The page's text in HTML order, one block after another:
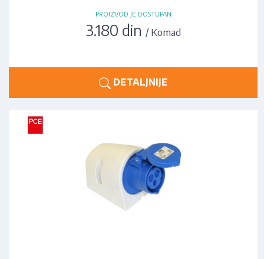
PROIZVOD JE DOSTUPAN
3.180 din / Komad
DETALJNIJE